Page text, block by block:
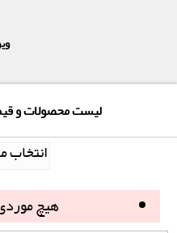
لیست محصولات و
هیچ